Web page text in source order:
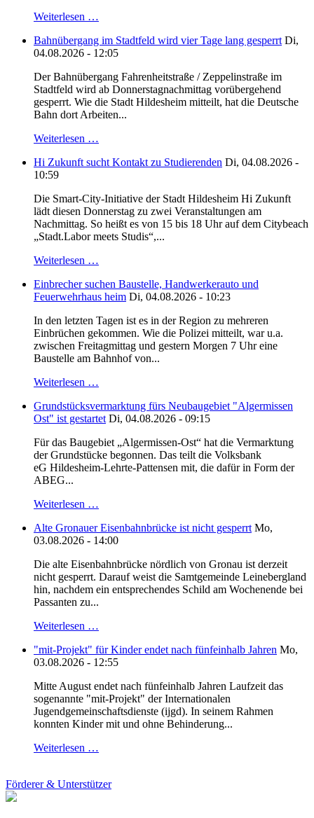
Weiterlesen …
Bahnübergang im Stadtfeld wird vier Tage lang gesperrt Di,
04.08.2026 - 12:05
Der Bahnübergang Fahrenheitstraße / Zeppelinstraße im
Stadtfeld wird ab Donnerstagnachmittag vorübergehend
gesperrt. Wie die Stadt Hildesheim mitteilt, hat die Deutsche
Bahn dort Arbeiten...
Weiterlesen …
Hi Zukunft sucht Kontakt zu Studierenden Di, 04.08.2026 -
10:59
Die Smart-City-Initiative der Stadt Hildesheim Hi Zukunft
lädt diesen Donnerstag zu zwei Veranstaltungen am
Nachmittag. So heißt es von 15 bis 18 Uhr auf dem Citybeach
„Stadt.Labor meets Studis“,...
Weiterlesen …
Einbrecher suchen Baustelle, Handwerkerauto und
Feuerwehrhaus heim Di, 04.08.2026 - 10:23
In den letzten Tagen ist es in der Region zu mehreren
Einbrüchen gekommen. Wie die Polizei mitteilt, war u.a.
zwischen Freitagmittag und gestern Morgen 7 Uhr eine
Baustelle am Bahnhof von...
Weiterlesen …
Grundstücksvermarktung fürs Neubaugebiet "Algermissen
Ost" ist gestartet Di, 04.08.2026 - 09:15
Für das Baugebiet „Algermissen-Ost“ hat die Vermarktung
der Grundstücke begonnen. Das teilt die Volksbank
eG Hildesheim-Lehrte-Pattensen mit, die dafür in Form der
ABEG...
Weiterlesen …
Alte Gronauer Eisenbahnbrücke ist nicht gesperrt Mo,
03.08.2026 - 14:00
Die alte Eisenbahnbrücke nördlich von Gronau ist derzeit
nicht gesperrt. Darauf weist die Samtgemeinde Leinebergland
hin, nachdem ein entsprechendes Schild am Wochenende bei
Passanten zu...
Weiterlesen …
"mit-Projekt" für Kinder endet nach fünfeinhalb Jahren Mo,
03.08.2026 - 12:55
Mitte August endet nach fünfeinhalb Jahren Laufzeit das
sogenannte "mit-Projekt" der Internationalen
Jugendgemeinschaftsdienste (ijgd). In seinem Rahmen
konnten Kinder mit und ohne Behinderung...
Weiterlesen …
Förderer & Unterstützer